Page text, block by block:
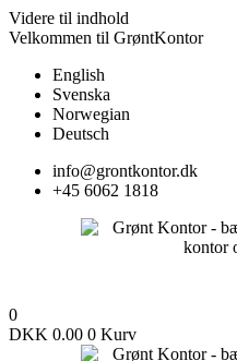
Videre til indhold
Velkommen til GrøntKontor
English
Svenska
Norwegian
Deutsch
info@grontkontor.dk
+45 6062 1818
0
DKK 0.00 0 Kurv